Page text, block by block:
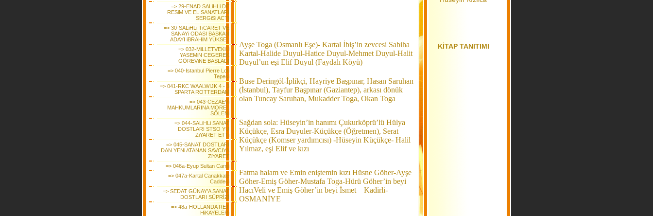
=> 29-ENAD SALiHLi DE
RESiM VE EL SANATLARI
SERGiSi ACTI
=> 30-SALiHLi TiCARET VE
SANAYi ODASI BASKAN
ADAYI iBRAHiM YÜKSEL
=> 032-MiLLETVEKiLi
YASEMiN CEGEREK
GÖREViNE BASLADI
=> 040-Istanbul Pierre Loti
Tepesi
=> 041-RKC WAALWIJK 4 - 3
SPARTA ROTTERDAM
=> 043-CEZAEVi
MAHKUMLARINA MOREL
SÖLENi
=> 044-SALiHLi SANAT
DOSTLARI STSO YU
ZiYARET ETTi
=> 045-SANAT DOSTLARI
DAN YENi ATANAN SAVCIYA
ZiYARET
=> 046a-Eyup Sultan Camii
=> 047a-Kartal Canakkale
Caddesi
=> SEDAT GÜNAY’A SANAT
DOSTLARI SÜPRİZİ
=> 48a-HOLLANDA RET
HiKAYELERi
Ayşe Toga (Osmanlı Eşe)- Kartal İbiş’in zevcesi Sabiha
Kartal-Halide Duyul-Hatice Duyul-Mehmet Duyul-Halit
Duyul’un eşi Elif Duyul (Faydalı Köyü)
Buse Deringöl-İplikçi, Hayriye Başpınar, Hasan Saruhan
(İstanbul), Tayfur Başpınar (Gaziantep), arkası dönük
olan Tuncay Saruhan, Mukadder Toga, Okan Toga
Sağdan sola: Hüseyin’in hanımı Çukurköprü’lü Hülya
Küçükçe, Esra Duyuler-Küçükçe (Öğretmen), Serat
Küçükçe (Komser yardımcısı) -Hüseyin Küçükçe- Halil
Yılmaz, eşi Elif ve kızı
Fatma halam ve Emin eniştemin kızı Hüsne Göher-Ayşe
Göher-Emiş Göher-Mustafa Toga-Hürü Göher’in beyi
HacıVeli ve Emiş Göher’in beyi İsmet Kadirli-
OSMANİYE
KİTAP TANITIMI